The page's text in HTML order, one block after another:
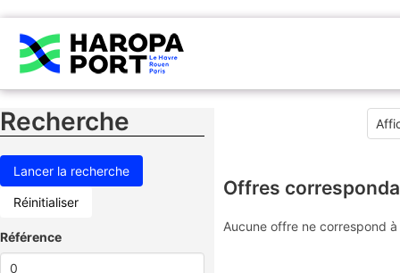
Recherche
Réinitialiser
Référence
Offres
Aucune offre ne correspond